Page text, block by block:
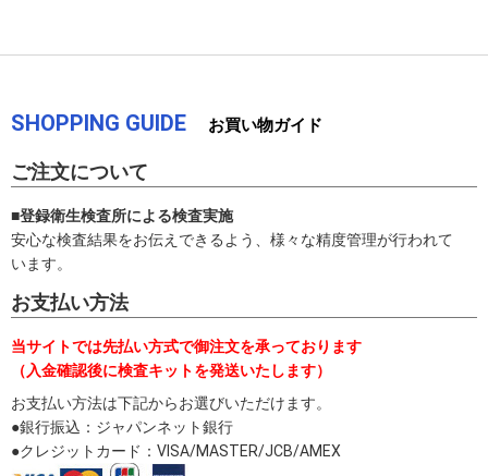
SHOPPING GUIDE お買い物ガイド
ご注文について
■登録衛生検査所による検査実施
安心な検査結果をお伝えできるよう、様々な精度管理が行われて
います。
お支払い方法
当サイトでは先払い方式で御注文を承っております
（入金確認後に検査キットを発送いたします）
お支払い方法は下記からお選びいただけます。
●銀行振込：ジャパンネット銀行
●クレジットカード：VISA/MASTER/JCB/AMEX